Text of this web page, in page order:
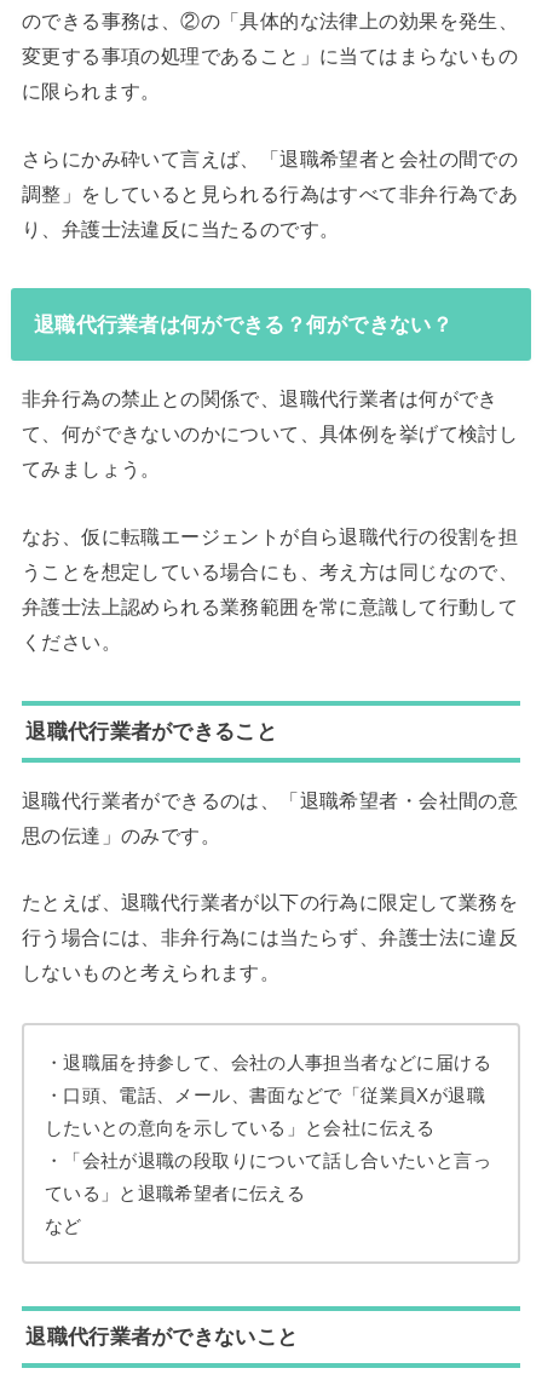
のできる事務は、②の「具体的な法律上の効果を発生、
変更する事項の処理であること」に当てはまらないもの
に限られます。
さらにかみ砕いて言えば、「退職希望者と会社の間での
調整」をしていると見られる行為はすべて非弁行為であ
り、弁護士法違反に当たるのです。
退職代行業者は何ができる？何ができない？
非弁行為の禁止との関係で、退職代行業者は何ができ
て、何ができないのかについて、具体例を挙げて検討し
てみましょう。
なお、仮に転職エージェントが自ら退職代行の役割を担
うことを想定している場合にも、考え方は同じなので、
弁護士法上認められる業務範囲を常に意識して行動して
ください。
退職代行業者ができること
退職代行業者ができるのは、「退職希望者・会社間の意
思の伝達」のみです。
たとえば、退職代行業者が以下の行為に限定して業務を
行う場合には、非弁行為には当たらず、弁護士法に違反
しないものと考えられます。
・退職届を持参して、会社の人事担当者などに届ける
・口頭、電話、メール、書面などで「従業員Xが退職
したいとの意向を示している」と会社に伝える
・「会社が退職の段取りについて話し合いたいと言っ
ている」と退職希望者に伝える
など
退職代行業者ができないこと